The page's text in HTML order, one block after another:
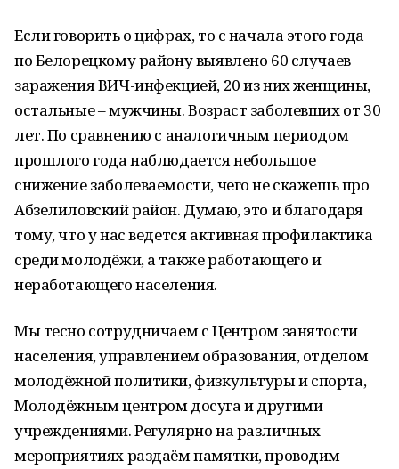
Если говорить о цифрах, то с начала этого года
по Белорецкому району выявлено 60 случаев
заражения ВИЧ-инфекцией, 20 из них женщины,
остальные – мужчины. Возраст заболевших от 30
лет. По сравнению с аналогичным периодом
прошлого года наблюдается небольшое
снижение заболеваемости, чего не скажешь про
Абзелиловский район. Думаю, это и благодаря
тому, что у нас ведется активная профилактика
среди молодёжи, а также работающего и
неработающего населения.
Мы тесно сотрудничаем с Центром занятости
населения, управлением образования, отделом
молодёжной политики, физкультуры и спорта,
Молодёжным центром досуга и другими
учреждениями. Регулярно на различных
мероприятиях раздаём памятки, проводим